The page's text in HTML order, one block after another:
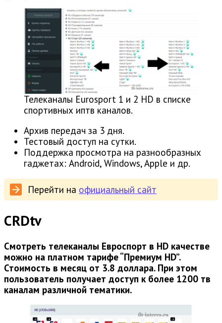
Телеканалы Eurosport 1 и 2 HD в списке
спортивных иптв каналов.
Архив передач за 3 дня.
Тестовый доступ на сутки.
Поддержка просмотра на разнообразных
гаджетах: Android, Windows, Apple и др.
Перейти на официальный сайт
CRDtv
Смотреть телеканалы Евроспорт в HD качестве
можно на платном тарифе “Премиум HD”.
Стоимость в месяц от 3.8 доллара. При этом
пользователь получает доступ к более 1200 тв
каналам различной тематики.